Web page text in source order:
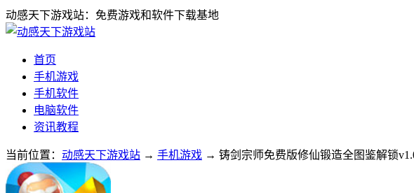
动感天下游戏站：免费游戏和软件下载基地
首页
手机游戏
手机软件
电脑软件
资讯教程
当前位置： 动感天下游戏站 → 手机游戏 → 铸剑宗师免费版修仙锻造全图鉴解锁